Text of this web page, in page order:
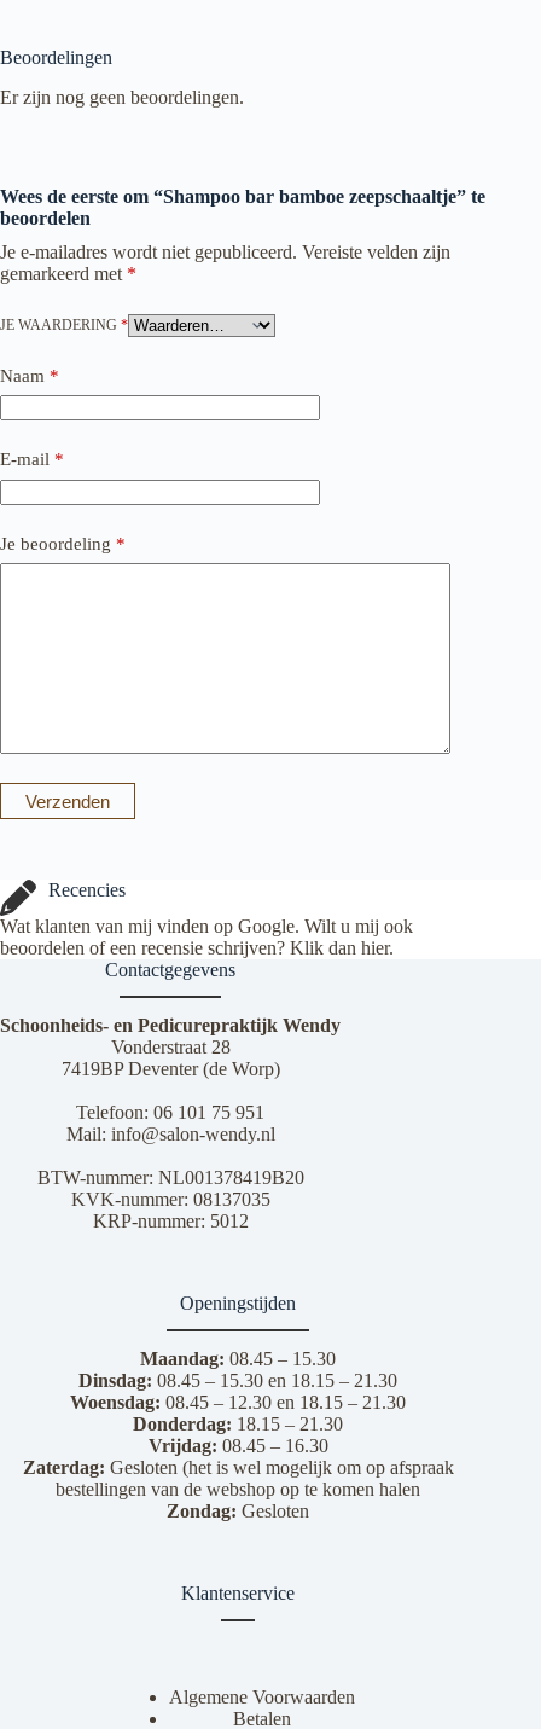
Beoordelingen
Er zijn nog geen beoordelingen.
Wees de eerste om “Shampoo bar bamboe zeepschaaltje” te
beoordelen
Je e-mailadres wordt niet gepubliceerd. Vereiste velden zijn
gemarkeerd met *
JE WAARDERING *
Naam *
E-mail *
Je beoordeling *
Verzenden
Recencies
Wat klanten van mij vinden op Google. Wilt u mij ook
beoordelen of een recensie schrijven? Klik dan hier.
Contactgegevens
Schoonheids- en Pedicurepraktijk Wendy
Vonderstraat 28
7419BP Deventer (de Worp)
Telefoon: 06 101 75 951
Mail: info@salon-wendy.nl
BTW-nummer: NL001378419B20
KVK-nummer: 08137035
KRP-nummer: 5012
Openingstijden
Maandag:08.45 – 15.30
Dinsdag: 08.45 – 15.30 en 18.15 – 21.30
Woensdag: 08.45 – 12.30 en 18.15 – 21.30
Donderdag: 18.15 – 21.30
Vrijdag: 08.45 – 16.30
Zaterdag: Gesloten (het is wel mogelijk om op afspraak
bestellingen van de webshop op te komen halen
Zondag: Gesloten
Klantenservice
Algemene Voorwaarden
Betalen